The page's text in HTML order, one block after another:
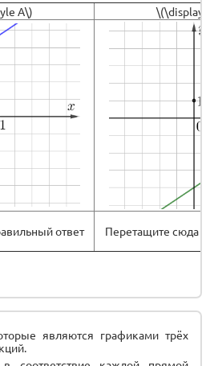
А\)
ответ Перетащите сюда
являются графиками трёх